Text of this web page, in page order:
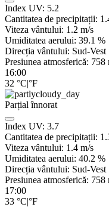
Index UV: 5.2
Cantitatea de precipitații:
Viteza vântului: 1.2 m/s
Umiditatea aerului: 39.1 %
Direcția vântului: Sud-Vest
Presiunea atmosferică: 758
16:00
32 °C|°F
Parțial înnorat
Index UV: 3.7
Cantitatea de precipitații:
Viteza vântului: 1.4 m/s
Umiditatea aerului: 40.2 %
Direcția vântului: Sud-Vest
Presiunea atmosferică: 758
17:00
33 °C|°F